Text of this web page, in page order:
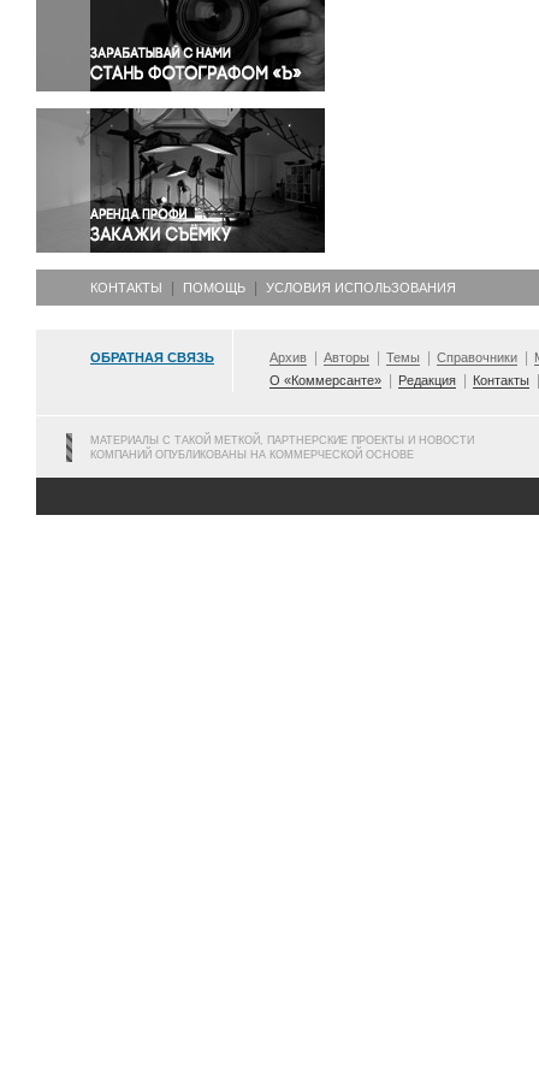
Правосудие
Происшествия и конфликты
Религия
Светская жизнь
Спорт
Экология
Экономика и бизнес
КОНТАКТЫ ПОМОЩЬ УСЛОВИЯ ИСПОЛЬЗОВАНИЯ
ОБРАТНАЯ СВЯЗЬ Архив Авторы Темы Справочники
О «Коммерсанте»
Редакция Контакты
МАТЕРИАЛЫ С ТАКОЙ МЕТКОЙ, ПАРТНЕРСКИЕ ПРОЕКТЫ И НОВОСТИ
КОМПАНИЙ ОПУБЛИКОВАНЫ НА КОММЕРЧЕСКОЙ ОСНОВЕ